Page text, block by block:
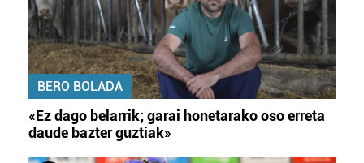
BERO BOLADA
«Ez dago belarrik; garai honetarako oso erreta
daude bazter guztiak»